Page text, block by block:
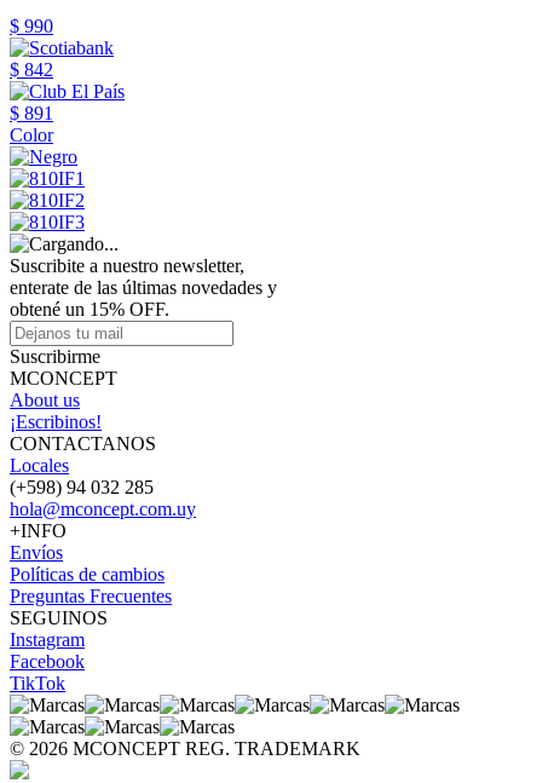
$ 990
$ 842
$ 891
Color
Suscribite a nuestro newsletter,
enterate de las últimas novedades y
obtené un 15% OFF.
Suscribirme
MCONCEPT
About us
¡Escribinos!
CONTACTANOS
Locales
(+598) 94 032 285
hola@mconcept.com.uy
+INFO
Envíos
Políticas de cambios
Preguntas Frecuentes
SEGUINOS
Instagram
Facebook
TikTok
© 2026 MCONCEPT REG. TRADEMARK